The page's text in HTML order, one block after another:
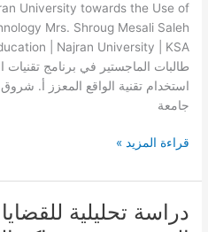
University towards the Use of
Mrs. Shroug Mesali Saleh
طالبات الماجستير في برنامج تقنيات
استخدام تقنية الواقع المعزز أ.
جامعة
بجامعة
نجران
نحو
استخدام
تقنية
الواقع
قراءة المزيد »
دراسة تحليلية
دراسة
تحليلية